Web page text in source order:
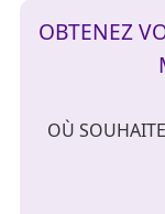
OBTENEZ
OÙ